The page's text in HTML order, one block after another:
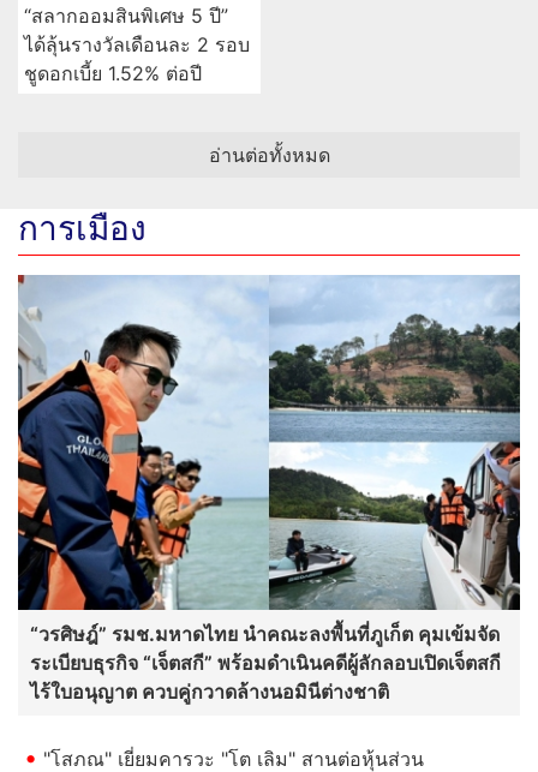
“สลากออมสินพิเศษ 5 ปี”
ได้ลุ้นรางวัลเดือนละ 2 รอบ
ชูดอกเบี้ย 1.52% ต่อปี
อ่านต่อทั้งหมด
การเมือง
“วรศิษฎ์” รมช.มหาดไทย นำคณะลงพื้นที่ภูเก็ต คุมเข้มจัด
ระเบียบธุรกิจ “เจ็ตสกี” พร้อมดำเนินคดีผู้ลักลอบเปิดเจ็ตสกี
ไร้ใบอนุญาต ควบคู่กวาดล้างนอมินีต่างชาติ
"โสภณ" เยี่ยมคารวะ "โต เลิม" สานต่อหุ้นส่วน